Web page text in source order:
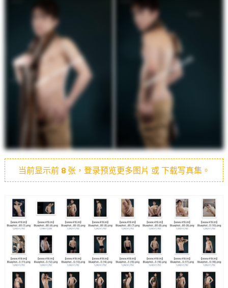
当前显示前 8张，登录预览更多图片 或 下载写真集。